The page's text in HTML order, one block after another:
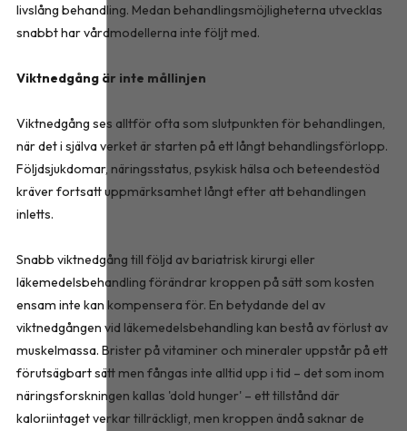
livslång behandling. Medan behandlingsmöjligheterna utvecklas
snabbt har vårdmodellerna inte följt med.
Viktnedgång är inte mållinjen
Viktnedgång ses alltför ofta som slutpunkten för behandlingen,
när det i själva verket är starten på ett långt behandlingsförlopp.
Följdsjukdomar, näringsstatus, psykisk hälsa och beteendestöd
kräver fortsatt uppmärksamhet långt efter att behandlingen
inletts.
Snabb viktnedgång till följd av bariatrisk kirurgi eller
läkemedelsbehandling förändrar kroppen på sätt som kosten
ensam inte kan kompensera för. En betydande del av
viktnedgången vid läkemedelsbehandling kan bestå av förlust av
muskelmassa. Brister på vitaminer och mineraler uppstår på ett
förutsägbart sätt men fångas inte alltid upp i tid – det som inom
näringsforskningen kallas 'dold hunger' – ett tillstånd där
kaloriintaget verkar tillräckligt, men kroppen ändå saknar de